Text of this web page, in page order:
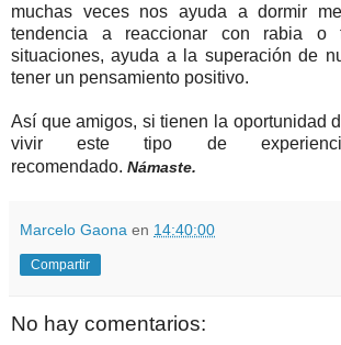
muchas veces nos ayuda a dormir
tendencia a reaccionar con rabia o
situaciones, ayuda a la superación de
tener un pensamiento positivo.
Así que amigos, si tienen la oportunidad
vivir este tipo de
recomendado. Námaste.
Marcelo Gaona en 14:40:00
Compartir
No hay comentarios: